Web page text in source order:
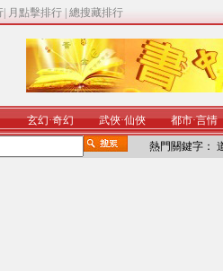
月點擊排行 總搜藏排行
玄幻·奇幻 武俠·仙俠 都市·言情
熱門關鍵字：